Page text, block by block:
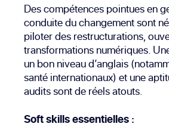
Des compétences pointues en
conduite du changement sont
piloter des restructurations,
transformations numériques.
un bon niveau d’anglais
santé internationaux) et une
audits sont de réels atouts.
Soft skills essentielles :